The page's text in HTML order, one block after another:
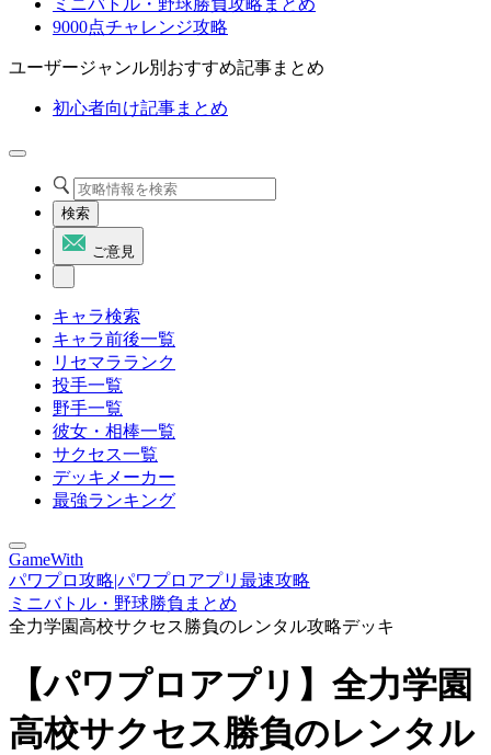
ミニバトル・野球勝負攻略まとめ
9000点チャレンジ攻略
ユーザージャンル別おすすめ記事まとめ
初心者向け記事まとめ
検索
ご意見
キャラ検索
キャラ前後一覧
リセマラランク
投手一覧
野手一覧
彼女・相棒一覧
サクセス一覧
デッキメーカー
最強ランキング
GameWith
パワプロ攻略|パワプロアプリ最速攻略
ミニバトル・野球勝負まとめ
全力学園高校サクセス勝負のレンタル攻略デッキ
【パワプロアプリ】全力学園
高校サクセス勝負のレンタル